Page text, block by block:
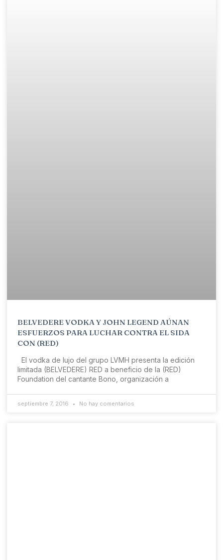
BELVEDERE VODKA Y JOHN LEGEND AÚNAN
ESFUERZOS PARA LUCHAR CONTRA EL SIDA
CON (RED)
El vodka de lujo del grupo LVMH presenta la edición
limitada (BELVEDERE) RED a beneficio de la (RED)
Foundation del cantante Bono, organización a
septiembre 7, 2016 No hay comentarios